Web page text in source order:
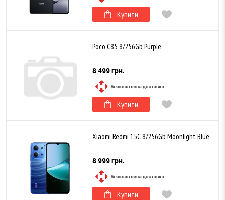
Купити
Poco C85 8/256Gb Purple
8 499 грн.
Купити
Xiaomi Redmi 15C 8/256Gb Moonlight Blue
8 999 грн.
Купити